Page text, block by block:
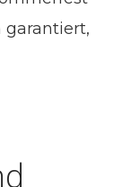
garantiert,